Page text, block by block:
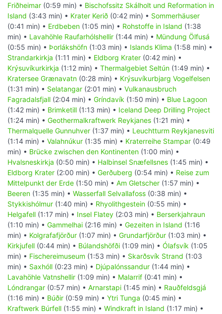
Friðheimar (0:59 min) • Bischofssitz Skálholt und Reformation in
Island (3:43 min) • Krater Kerið (0:42 min) • Sommerhäuser
(0:41 min) • Erdbeben (1:05 min) • Rohstoffe in Island (1:38
min) • Lavahöhle Raufarhólshellir (1:44 min) • Mündung Ölfusá
(0:55 min) • Þorlákshöfn (1:03 min) • Islands Klima (1:58 min) •
Strandarkirkja (1:11 min) • Eldborg Krater (0:42 min) •
Krýsuvíkurkirkja (1:12 min) • Thermalgebiet Seltún (1:49 min) •
Kratersee Grænavatn (0:28 min) • Krýsuvíkurbjarg Vogelfelsen
(1:31 min) • Selatangar (2:01 min) • Vulkanausbruch
Fagradalsfjall (2:04 min) • Gríndavík (1:50 min) • Blue Lagoon
(1:42 min) • Brimketill (1:13 min) • Iceland Deep Drilling Project
(1:24 min) • Geothermalkraftwerk Reykjanes (1:21 min) •
Thermalquelle Gunnuhver (1:37 min) • Leuchtturm Reykjanesviti
(1:14 min) • Valahnúkur (1:35 min) • Kraterreihe Stampar (0:49
min) • Brücke zwischen den Kontinenten (1:00 min) •
Hvalsneskirkja (0:50 min) • Halbinsel Snæfellsnes (1:45 min) •
Eldborg Krater (2:00 min) • Gerðuberg (0:54 min) • Reise zum
Mittelpunkt der Erde (1:50 min) • Am Gletscher (1:57 min) •
Beeren (1:35 min) • Wasserfall Selvallafoss (0:38 min) •
Stykkishólmur (1:40 min) • Rhyolithgestein (0:55 min) •
Helgafell (1:17 min) • Insel Flatey (2:03 min) • Berserkjahraun
(1:10 min) • Gammelhai (2:16 min) • Gezeiten in Island (1:16
min) • Kolgrafafjörður (1:07 min) • Grundarfjörður (1:03 min) •
Kirkjufell (0:44 min) • Búlandshöfði (1:09 min) • Ólafsvík (1:05
min) • Fischereimuseum (1:53 min) • Skarðsvík Strand (1:03
min) • Saxhóll (0:23 min) • Djúpalónssandur (1:44 min) •
Lavahöhle Vatnshellir (1:09 min) • Malarrif (0:41 min) •
Lóndrangar (0:57 min) • Arnarstapi (1:45 min) • Rauðfeldsgjá
(1:16 min) • Búðir (0:59 min) • Ytri Tunga (0:45 min) •
Kraftwerk Búrfell (1:55 min) • Windkraft in Island (1:17 min) •